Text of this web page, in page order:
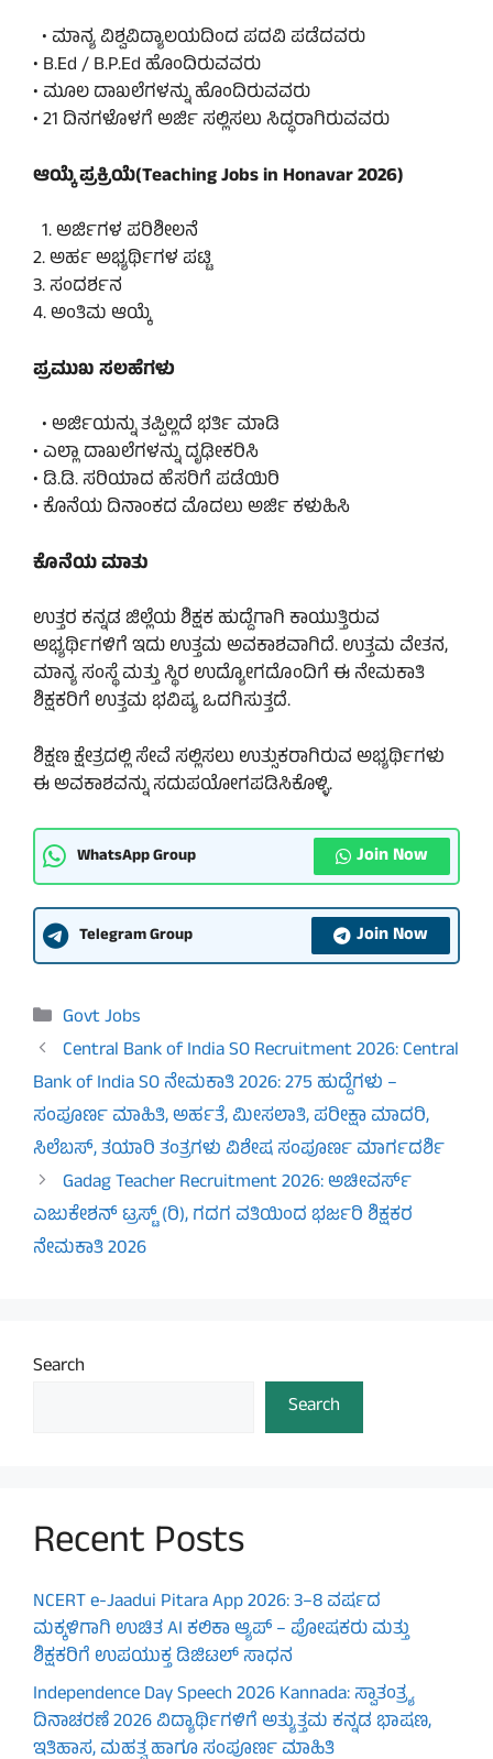
• ಮಾನ್ಯ ವಿಶ್ವವಿದ್ಯಾಲಯದಿಂದ ಪದವಿ ಪಡೆದವರು
• B.Ed / B.P.Ed ಹೊಂದಿರುವವರು
• ಮೂಲ ದಾಖಲೆಗಳನ್ನು ಹೊಂದಿರುವವರು
• 21 ದಿನಗಳೊಳಗೆ ಅರ್ಜಿ ಸಲ್ಲಿಸಲು ಸಿದ್ಧರಾಗಿರುವವರು
ಆಯ್ಕೆ ಪ್ರಕ್ರಿಯೆ(Teaching Jobs in Honavar 2026)
1. ಅರ್ಜಿಗಳ ಪರಿಶೀಲನೆ
2. ಅರ್ಹ ಅಭ್ಯರ್ಥಿಗಳ ಪಟ್ಟಿ
3. ಸಂದರ್ಶನ
4. ಅಂತಿಮ ಆಯ್ಕೆ
ಪ್ರಮುಖ ಸಲಹೆಗಳು
• ಅರ್ಜಿಯನ್ನು ತಪ್ಪಿಲ್ಲದೆ ಭರ್ತಿ ಮಾಡಿ
• ಎಲ್ಲಾ ದಾಖಲೆಗಳನ್ನು ದೃಢೀಕರಿಸಿ
• ಡಿ.ಡಿ. ಸರಿಯಾದ ಹೆಸರಿಗೆ ಪಡೆಯಿರಿ
• ಕೊನೆಯ ದಿನಾಂಕದ ಮೊದಲು ಅರ್ಜಿ ಕಳುಹಿಸಿ
ಕೊನೆಯ ಮಾತು
ಉತ್ತರ ಕನ್ನಡ ಜಿಲ್ಲೆಯ ಶಿಕ್ಷಕ ಹುದ್ದೆಗಾಗಿ ಕಾಯುತ್ತಿರುವ
ಅಭ್ಯರ್ಥಿಗಳಿಗೆ ಇದು ಉತ್ತಮ ಅವಕಾಶವಾಗಿದೆ. ಉತ್ತಮ ವೇತನ,
ಮಾನ್ಯ ಸಂಸ್ಥೆ ಮತ್ತು ಸ್ಥಿರ ಉದ್ಯೋಗದೊಂದಿಗೆ ಈ ನೇಮಕಾತಿ
ಶಿಕ್ಷಕರಿಗೆ ಉತ್ತಮ ಭವಿಷ್ಯ ಒದಗಿಸುತ್ತದೆ.
ಶಿಕ್ಷಣ ಕ್ಷೇತ್ರದಲ್ಲಿ ಸೇವೆ ಸಲ್ಲಿಸಲು ಉತ್ಸುಕರಾಗಿರುವ ಅಭ್ಯರ್ಥಿಗಳು
ಈ ಅವಕಾಶವನ್ನು ಸದುಪಯೋಗಪಡಿಸಿಕೊಳ್ಳಿ.
WhatsApp Group Join Now
Telegram Group Join Now
Categories
Govt Jobs
Central Bank of India SO Recruitment 2026: Central
Bank of India SO ನೇಮಕಾತಿ 2026: 275 ಹುದ್ದೆಗಳು –
ಸಂಪೂರ್ಣ ಮಾಹಿತಿ, ಅರ್ಹತೆ, ಮೀಸಲಾತಿ, ಪರೀಕ್ಷಾ ಮಾದರಿ,
ಸಿಲೆಬಸ್, ತಯಾರಿ ತಂತ್ರಗಳು ವಿಶೇಷ ಸಂಪೂರ್ಣ ಮಾರ್ಗದರ್ಶಿ
Gadag Teacher Recruitment 2026: ಅಚೀವರ್ಸ್
ಎಜುಕೇಶನ್ ಟ್ರಸ್ಟ್ (ರಿ), ಗದಗ ವತಿಯಿಂದ ಭರ್ಜರಿ ಶಿಕ್ಷಕರ
ನೇಮಕಾತಿ 2026
Search
Search
Recent Posts
NCERT e-Jaadui Pitara App 2026: 3–8 ವರ್ಷದ
ಮಕ್ಕಳಿಗಾಗಿ ಉಚಿತ AI ಕಲಿಕಾ ಆ್ಯಪ್ – ಪೋಷಕರು ಮತ್ತು
ಶಿಕ್ಷಕರಿಗೆ ಉಪಯುಕ್ತ ಡಿಜಿಟಲ್ ಸಾಧನ
Independence Day Speech 2026 Kannada: ಸ್ವಾತಂತ್ರ್ಯ
ದಿನಾಚರಣೆ 2026 ವಿದ್ಯಾರ್ಥಿಗಳಿಗೆ ಅತ್ಯುತ್ತಮ ಕನ್ನಡ ಭಾಷಣ,
ಇತಿಹಾಸ, ಮಹತ್ವ ಹಾಗೂ ಸಂಪೂರ್ಣ ಮಾಹಿತಿ